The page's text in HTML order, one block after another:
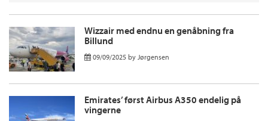
Wizzair med endnu en genåbning fra
Billund
09/09/2025 by Jørgensen
Emirates’ først Airbus A350 endelig på
vingerne